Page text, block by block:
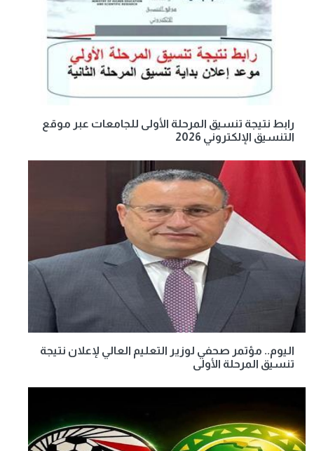
رابط نتيجة تنسيق المرحلة الأولى للجامعات عبر موقع
التنسيق الإلكتروني 2026
اليوم.. مؤتمر صحفي لوزير التعليم العالي لإعلان نتيجة
تنسيق المرحلة الأولى